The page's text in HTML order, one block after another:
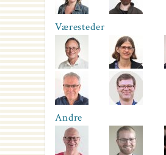
Væresteder
Andre